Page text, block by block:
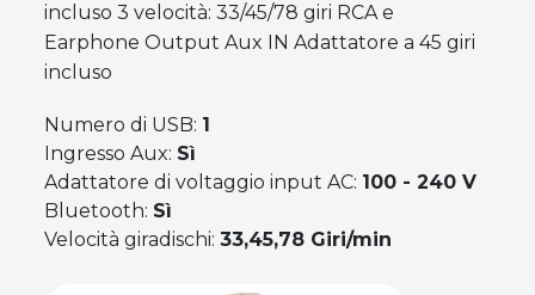
incluso 3 velocità: 33/45/78 giri RCA e
Earphone Output Aux IN Adattatore a 45 giri
incluso
Numero di USB: 1
Ingresso Aux: Sì
Adattatore di voltaggio input AC: 100 - 240 V
Bluetooth: Sì
Velocità giradischi:33,45,78 Giri/min